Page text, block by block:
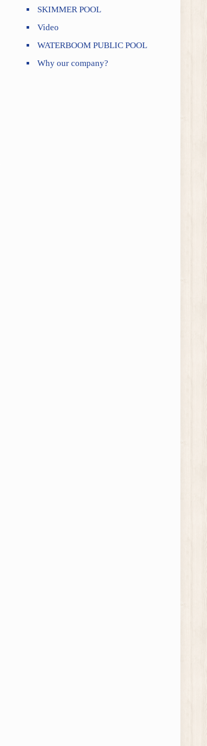
SKIMMER POOL
Video
WATERBOOM PUBLIC POOL
Why our company?